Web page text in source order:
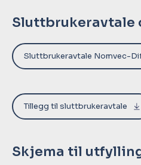
Sluttbrukeravtale
Sluttbrukeravtale Nomvec-
Tillegg til sluttbrukeravtale
Skjema til